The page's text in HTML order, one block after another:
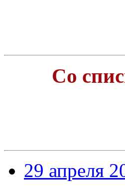
Со
29 апреля